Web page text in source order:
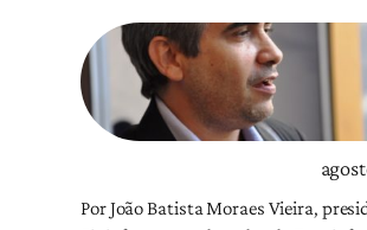
Por João Batista Moraes Vieira,